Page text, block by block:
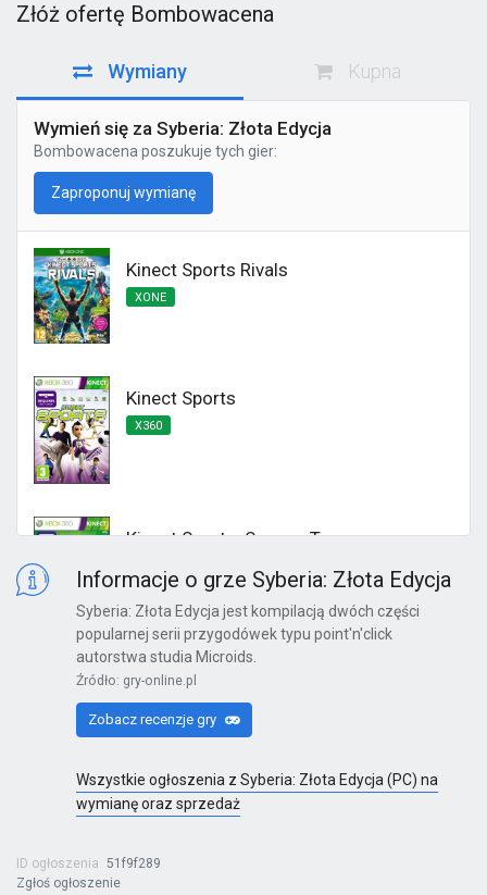
Złóż ofertę Bombowacena
Wymiany Kupna
Wymień się za Syberia: Złota Edycja
Bombowacena poszukuje tych gier:
Zaproponuj wymianę
Kinect Sports Rivals
XONE
Kinect Sports
X360
Kinect Sports: Season Two
Kinect Sports Najlepsza Kolekcja
X360
Far Cry 6: Yara Edition
Informacje o grze Syberia: Złota Edycja
Syberia: Złota Edycja jest kompilacją dwóch części
popularnej serii przygodówek typu point'n'click
autorstwa studia Microids.
Źródło: gry-online.pl
Zobacz recenzje gry
Wszystkie ogłoszenia z Syberia: Złota Edycja (PC) na
wymianę oraz sprzedaż
ID ogłoszenia
51f9f289
Zgłoś ogłoszenie